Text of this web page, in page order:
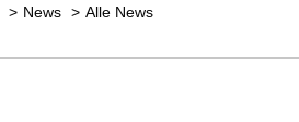
News Alle News